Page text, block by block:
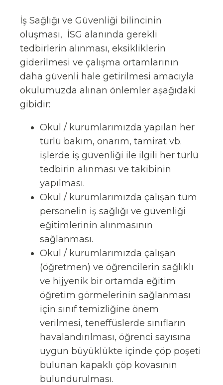
İş Sağlığı ve Güvenliği bilincinin
oluşması, İSG alanında gerekli
tedbirlerin alınması, eksikliklerin
giderilmesi ve çalışma ortamlarının
daha güvenli hale getirilmesi amacıyla
okulumuzda alınan önlemler aşağıdaki
gibidir:
Okul / kurumlarımızda yapılan her
türlü bakım, onarım, tamirat vb.
işlerde iş güvenliği ile ilgili her türlü
tedbirin alınması ve takibinin
yapılması.
Okul / kurumlarımızda çalışan tüm
personelin iş sağlığı ve güvenliği
eğitimlerinin alınmasının
sağlanması.
Okul / kurumlarımızda çalışan
(öğretmen) ve öğrencilerin sağlıklı
ve hijyenik bir ortamda eğitim
öğretim görmelerinin sağlanması
için sınıf temizliğine önem
verilmesi, teneffüslerde sınıfların
havalandırılması, öğrenci sayısına
uygun büyüklükte içinde çöp poşeti
bulunan kapaklı çöp kovasının
bulundurulması.